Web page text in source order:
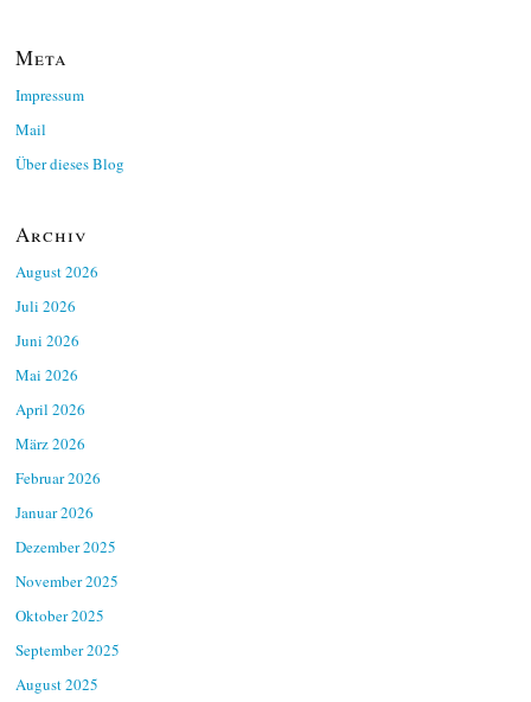
Meta
Impressum
Mail
Über dieses Blog
Archiv
August 2026
Juli 2026
Juni 2026
Mai 2026
April 2026
März 2026
Februar 2026
Januar 2026
Dezember 2025
November 2025
Oktober 2025
September 2025
August 2025